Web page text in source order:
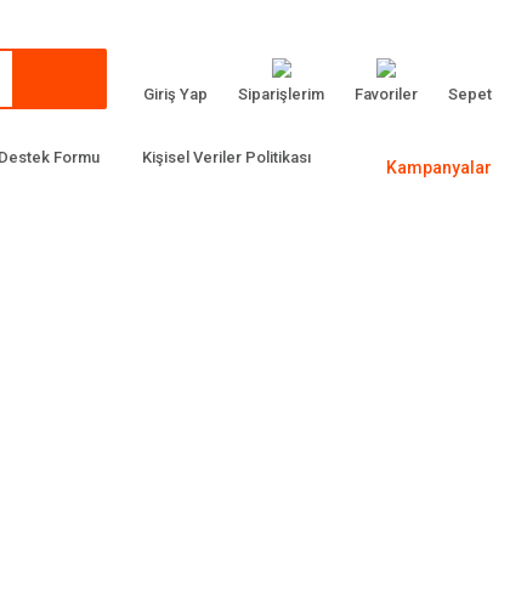
Giriş Yap Siparişlerim Favoriler Sepet
Formu
Kişisel Veriler Politikası
Kampanyalar